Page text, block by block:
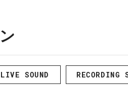
OTARI
Point Source Audio
LIVE SOUND RECORDING